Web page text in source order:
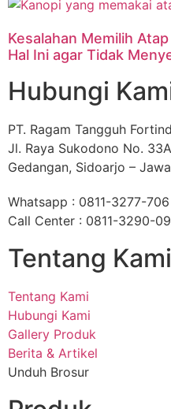
Kesalahan Memilih
Hal Ini agar Tidak
Hubungi
PT. Ragam Tangguh
Jl. Raya Sukodono No.
Gedangan, Sidoarjo –
Whatsapp : 0811-3277-706
Call Center : 0811-3290-
Tentang Kami
Tentang Kami
Hubungi Kami
Gallery Produk
Berita & Artikel
Unduh Brosur